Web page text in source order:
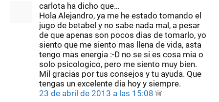
carlota ha dicho que…
Hola Alejandro, ya me he estado tomando el
jugo de betabel y no sabe nada mal, a pesar
de que apenas son pocos dias de tomarlo, yo
siento que me siento mas llena de vida, asta
tengo mas energia :-D no se si es cosa mia o
solo psicologico, pero me siento muy bien.
Mil gracias por tus consejos y tu ayuda. Que
tengas un excelente dia hoy y siempre.
23 de abril de 2013 a las 15:08